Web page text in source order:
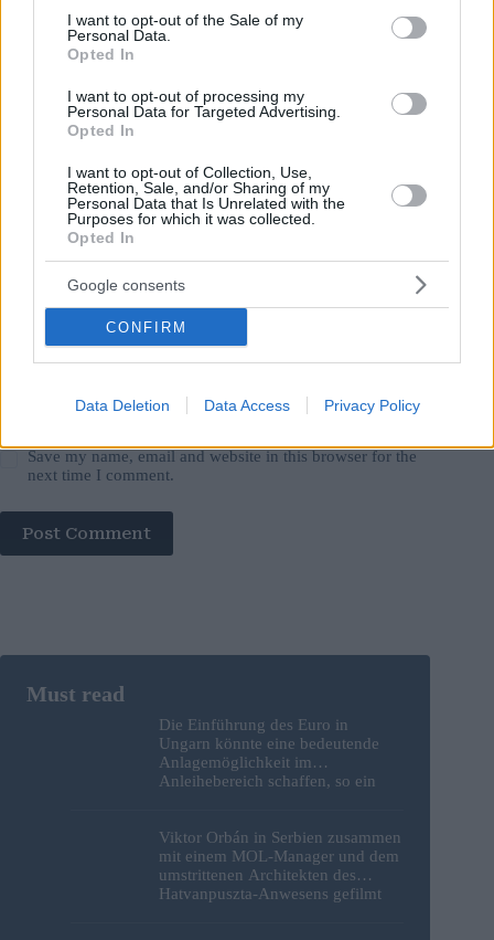
consent section.
I want to opt-out of the Sale of my
Personal Data.
Opted In
I want to opt-out of processing my
Personal Data for Targeted Advertising.
Opted In
I want to opt-out of Collection, Use,
Retention, Sale, and/or Sharing of my
Personal Data that Is Unrelated with the
Purposes for which it was collected.
Opted In
Google consents
CONFIRM
Data Deletion Data Access Privacy Policy
Leave a Reply
Your email address will not be published.
*
*
Website
Save my name, email and website in this browser for the
next time I comment.
Post Comment
Die Einführung des Euro in
Ungarn könnte eine bedeutende
Anlagemöglichkeit im
Anleihebereich schaffen, so ein
Viktor Orbán in Serbien zusammen
mit einem MOL-Manager und dem
umstrittenen Architekten des
Hatvanpuszta-Anwesens gefilmt